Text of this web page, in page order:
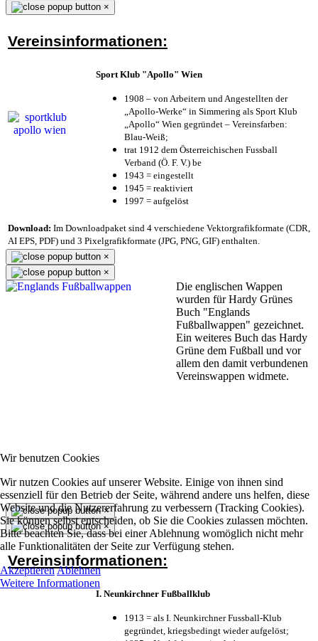
Wir benutzen Cookies
Wir nutzen Cookies auf unserer Website. Einige von ihnen sind
essenziell für den Betrieb der Seite, während andere uns helfen, diese
Website und die Nutzererfahrung zu verbessern (Tracking Cookies).
Sie können selbst entscheiden, ob Sie die Cookies zulassen möchten.
Bitte beachten Sie, dass bei einer Ablehnung womöglich nicht mehr
alle Funktionalitäten der Seite zur Verfügung stehen.
AkzeptierenAblehnen
Weitere Informationen
×
Vereinsinformationen:
Sport Klub "Apollo" Wien
1908 – von Arbeitern und Angestellten der
„Apollo-Werke“ in Simmering als Sport Klub
„Apollo“ Wien gegründet – Vereinsfarben:
Blau-Weiß;
trat 1912 dem Österreichischen Fussball
Verband (Ö. F. V.) be
1943 = eingestellt
1945 = reaktiviert
1997 = aufgelöst
Download: Im Downloadpaket sind 4 verschiedene Vektorgrafikformate (CDR,
AI EPS, PDF) und 3 Pixelgrafikformate (JPG, PNG, GIF) enthalten.
×
×
Die englischen Wappen
wurden für Hardy Grünes
Buch "Englands
Fußballwappen" gezeichnet.
Ein weiteres Buch das Hardy
Grüne dem Fußball und vor
allem den damit verbundenen
Vereinswappen widmete.
×
×
Vereinsinformationen:
I. Neunkirchner Fußballklub
1913 = als I. Neunkirchner Fussball-Klub
gegründet, kriegsbedingt wieder aufgelöst;